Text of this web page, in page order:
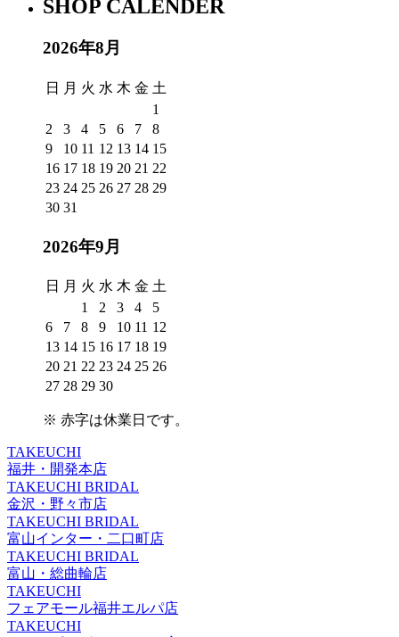
SHOP CALENDER
2026年8月
日 月 火 水 木 金 土
1
2
3 4 5 6 7
8
9
10 11 12 13 14 15
16 17 18 19 20 21 22
23 24 25 26 27 28 29
30 31
2026年9月
日 月 火 水 木 金 土
1
2 3 4
5
6
7 8 9 10 11 12
13 14 15 16 17 18 19
20 21 22 23 24 25 26
27 28 29 30
※ 赤字は休業日 です。
TAKEUCHI
福井・開発本店
TAKEUCHI BRIDAL
金沢・野々市店
TAKEUCHI BRIDAL
富山インター・二口町店
TAKEUCHI BRIDAL
富山・総曲輪店
TAKEUCHI
フェアモール福井エルパ店
TAKEUCHI